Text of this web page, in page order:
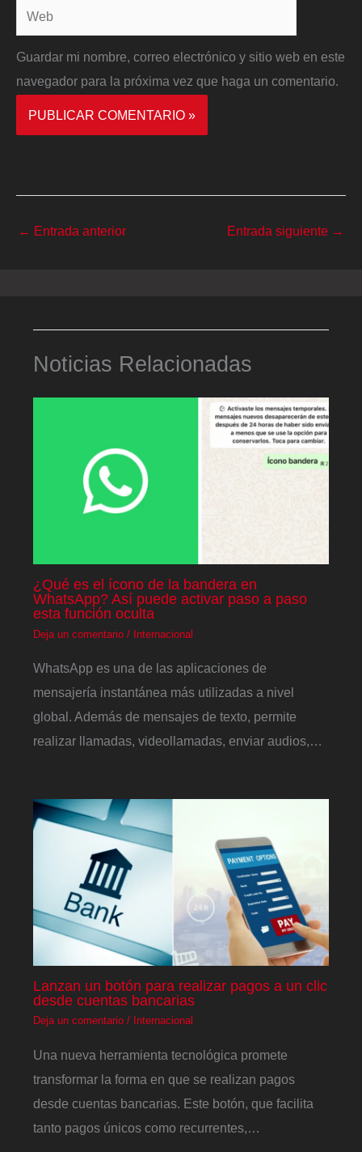
Web
Guardar mi nombre, correo electrónico y sitio web en este
navegador para la próxima vez que haga un comentario.
← Entrada anterior Entrada siguiente →
Noticias Relacionadas
¿Qué es el ícono de la bandera en
WhatsApp? Así puede activar paso a paso
esta función oculta
Deja un comentario / Internacional
WhatsApp es una de las aplicaciones de
mensajería instantánea más utilizadas a nivel
global. Además de mensajes de texto, permite
realizar llamadas, videollamadas, enviar audios,…
Lanzan un botón para realizar pagos a un clic
desde cuentas bancarias
Deja un comentario / Internacional
Una nueva herramienta tecnológica promete
transformar la forma en que se realizan pagos
desde cuentas bancarias. Este botón, que facilita
tanto pagos únicos como recurrentes,…